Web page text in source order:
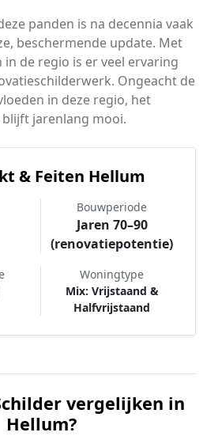
panden is na decennia vaak
beschermende update. Met
de regio is er veel ervaring
Ongeacht de
in deze regio, het
jarenlang mooi.
& Feiten Hellum
Bouwperiode
Jaren 70–90
(renovatiepotentie)
Woningtype
Mix: Vrijstaand &
Halfvrijstaand
vergelijken in
Hellum?